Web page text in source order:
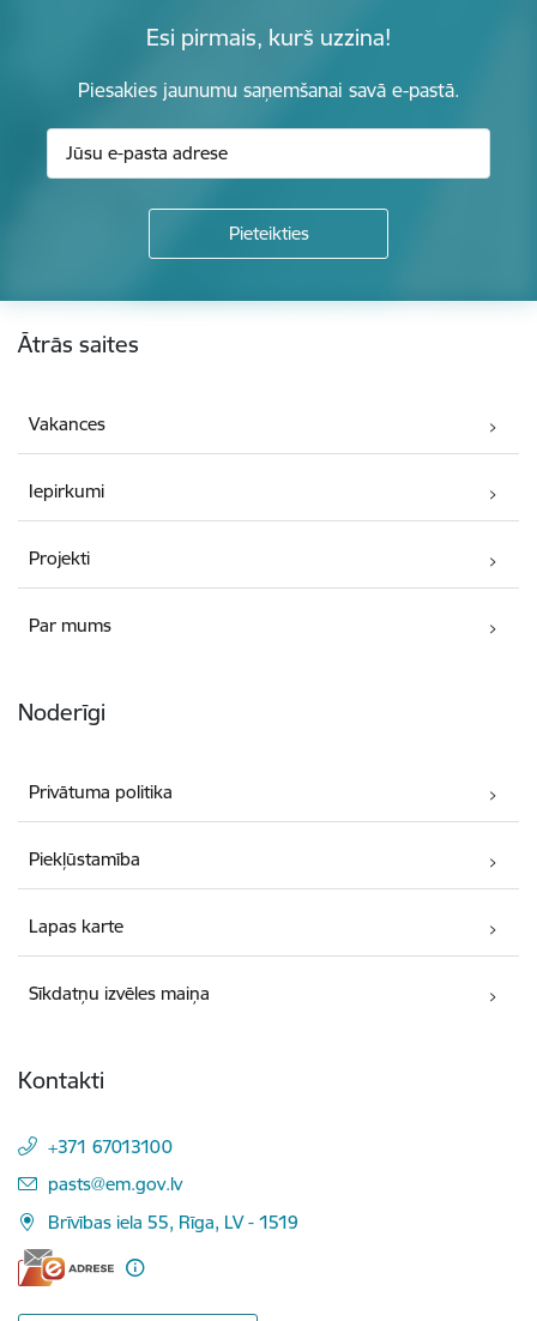
Esi pirmais, kurš uzzina!
Piesakies jaunumu saņemšanai savā e-pastā.
Kājene
Ātrās saites
Vakances
Iepirkumi
Projekti
Par mums
Noderīgi
Privātuma politika
Piekļūstamība
Lapas karte
Sīkdatņu izvēles maiņa
Kontakti
+371 67013100
E-pasts:
pasts@em.gov.lv
Brīvības iela 55, Rīga, LV - 1519